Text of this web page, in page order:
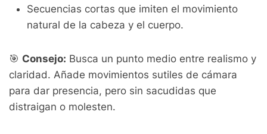
Secuencias cortas que imiten el movimiento
natural de la cabeza y el cuerpo.
🎯 Consejo: Busca un punto medio entre realismo y
claridad. Añade movimientos sutiles de cámara
para dar presencia, pero sin sacudidas que
distraigan o molesten.